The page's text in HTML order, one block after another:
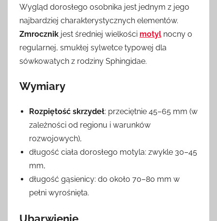
Wygląd dorosłego osobnika jest jednym z jego
najbardziej charakterystycznych elementów.
Zmrocznik jest średniej wielkości motyl nocny o
regularnej, smukłej sylwetce typowej dla
sówkowatych z rodziny Sphingidae.
Wymiary
Rozpiętość skrzydeł: przeciętnie 45–65 mm (w
zależności od regionu i warunków
rozwojowych),
długość ciała dorosłego motyla: zwykle 30–45
mm,
długość gąsienicy: do około 70–80 mm w
pełni wyrośnięta.
Ubarwienie